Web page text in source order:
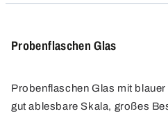
Probenflaschen Glas
Probenflaschen Glas mit
gut ablesbare Skala, großes